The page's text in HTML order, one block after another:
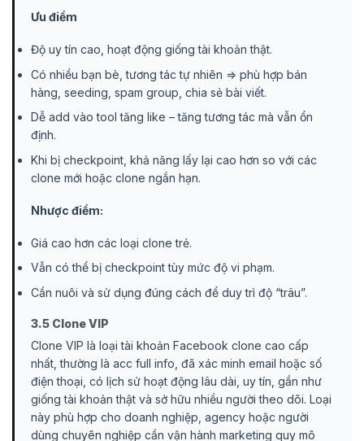
Ưu điểm
Độ uy tín cao, hoạt động giống tài khoản thật.
Có nhiều bạn bè, tương tác tự nhiên ⇒ phù hợp bán
hàng, seeding, spam group, chia sẻ bài viết.
Dễ add vào tool tăng like – tăng tương tác mà vẫn ổn
định.
Khi bị checkpoint, khả năng lấy lại cao hơn so với các
clone mới hoặc clone ngắn hạn.
Nhược điểm:
Giá cao hơn các loại clone trẻ.
Vẫn có thể bị checkpoint tùy mức độ vi phạm.
Cần nuôi và sử dụng đúng cách để duy trì độ “trâu”.
3.5 Clone VIP
Clone VIP là loại tài khoản Facebook clone cao cấp
nhất, thường là acc full info, đã xác minh email hoặc số
điện thoại, có lịch sử hoạt động lâu dài, uy tín, gần như
giống tài khoản thật và sở hữu nhiều người theo dõi. Loại
này phù hợp cho doanh nghiệp, agency hoặc người
dùng chuyên nghiệp cần vận hành marketing quy mô